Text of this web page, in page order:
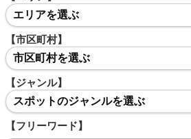
エリアを選ぶ
【市区町村】
市区町村を選ぶ
【ジャンル】
スポットのジャンルを選ぶ
【フリーワード】